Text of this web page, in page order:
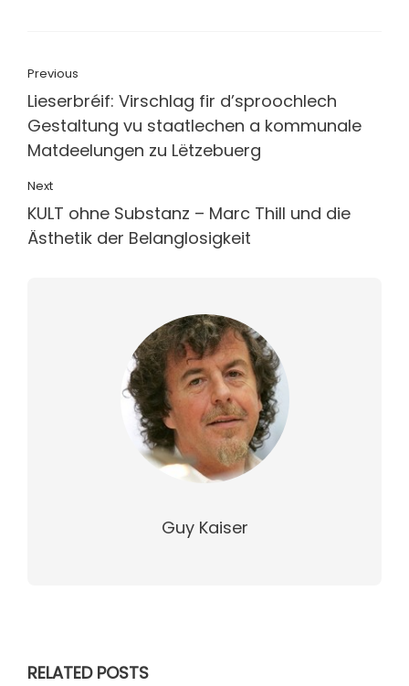
Previous
Lieserbréif: Virschlag fir d’sproochlech
Gestaltung vu staatlechen a kommunale
Matdeelungen zu Lëtzebuerg
Next
KULT ohne Substanz – Marc Thill und die
Ästhetik der Belanglosigkeit
Guy Kaiser
RELATED POSTS